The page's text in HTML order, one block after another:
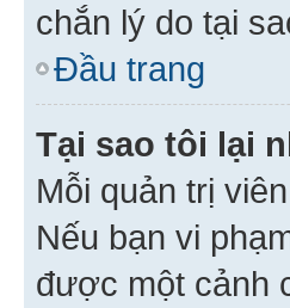
chắn lý do tại
Đầu trang
Tại sao tôi lại
Mỗi quản trị
Nếu bạn vi
được một cảnh